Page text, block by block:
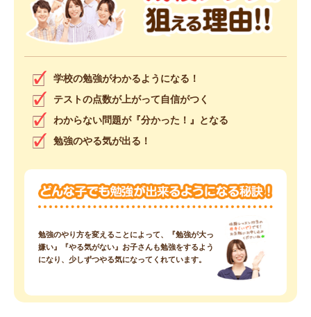
学校の勉強がわかるようになる！
テストの点数が上がって自信がつく
わからない問題が『分かった！』となる
勉強のやる気が出る！
勉強のやり方を変えることによって、『勉強が大っ
嫌い』『やる気がない』お子さんも勉強をするよう
になり、少しずつやる気になってくれています。